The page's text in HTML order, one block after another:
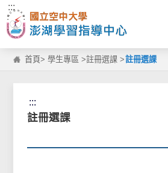
跳到主要內容區塊
:::
首頁>學生專區 >註冊選課 >註冊選課
:::
註冊選課